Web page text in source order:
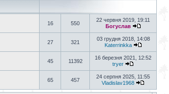
16 550
22 червня 2019, 19:11
Богуслав
27 321
03 грудня 2018, 14:08
Katerrinkka
45 11392
16 березня 2021, 12:52
tryer
65 457
24 серпня 2025, 11:55
Vladislav1968